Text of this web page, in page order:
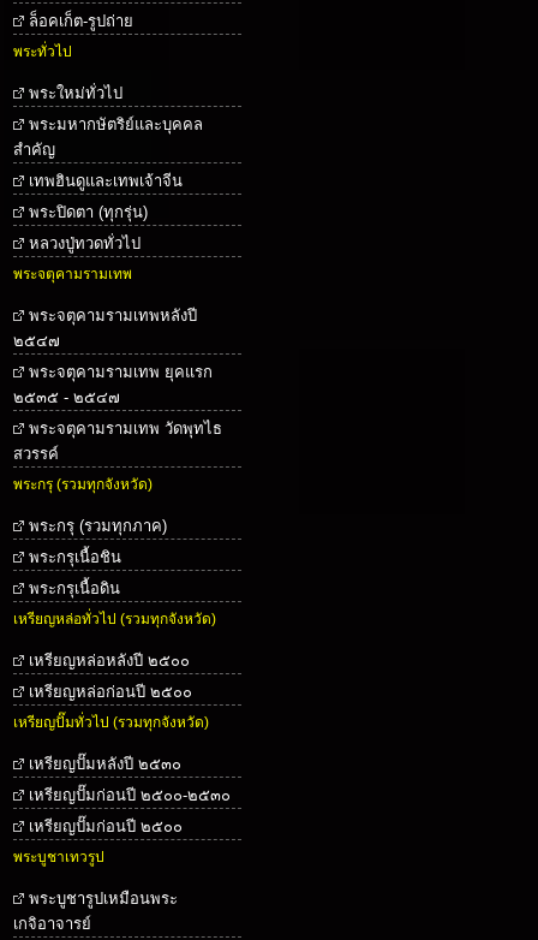
ล็อคเก็ต-รูปถ่าย
พระทั่วไป
พระใหม่ทั่วไป
พระมหากษัตริย์และบุคคล
สำคัญ
เทพฮินดูและเทพเจ้าจีน
พระปิดตา (ทุกรุ่น)
หลวงปู่ทวดทั่วไป
พระจตุคามรามเทพ
พระจตุคามรามเทพหลังปี
๒๕๔๗
พระจตุคามรามเทพ ยุคแรก
๒๕๓๕ - ๒๕๔๗
พระจตุคามรามเทพ วัดพุทไธ
สวรรค์
พระกรุ (รวมทุกจังหวัด)
พระกรุ (รวมทุกภาค)
พระกรุเนื้อชิน
พระกรุเนื้อดิน
เหรียญหล่อทั่วไป (รวมทุกจังหวัด)
เหรียญหล่อหลังปี ๒๕๐๐
เหรียญหล่อก่อนปี ๒๕๐๐
เหรียญปั๊มทั่วไป (รวมทุกจังหวัด)
เหรียญปั๊มหลังปี ๒๕๓๐
เหรียญปั๊มก่อนปี ๒๕๐๐-๒๕๓๐
เหรียญปั๊มก่อนปี ๒๕๐๐
พระบูชาเทวรูป
พระบูชารูปเหมือนพระ
เกจิอาจารย์